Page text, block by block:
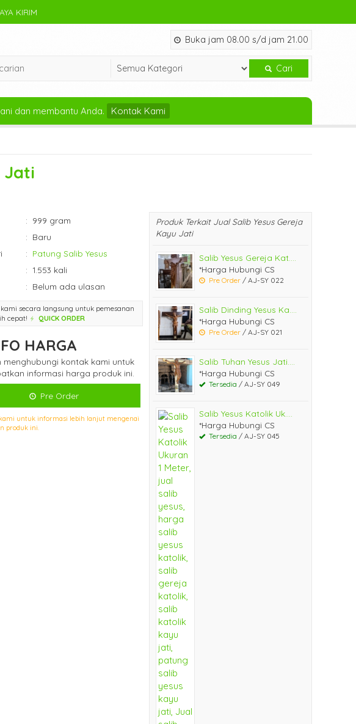
KIRIM
Buka jam 08.00 s/d jam 21.00
Cari
dan membantu Anda. Kontak Kami
Jati
: 999 gram
: Baru
: Patung Salib Yesus
: 1.553 kali
: Belum ada ulasan
secara langsung untuk pemesanan
cepat!
QUICK ORDER
HARGA
menghubungi kontak kami untuk
informasi harga produk ini.
Pre Order
untuk informasi lebih lanjut mengenai
produk ini.
Produk Terkait Jual Salib Yesus Gereja
Kayu Jati
Salib Yesus Gereja Kat....
*Harga Hubungi CS
Pre Order / AJ-SY 022
Salib Dinding Yesus Ka....
*Harga Hubungi CS
Pre Order / AJ-SY 021
Salib Tuhan Yesus Jati....
*Harga Hubungi CS
Tersedia / AJ-SY 049
Salib Yesus Katolik Uk....
*Harga Hubungi CS
Tersedia / AJ-SY 045